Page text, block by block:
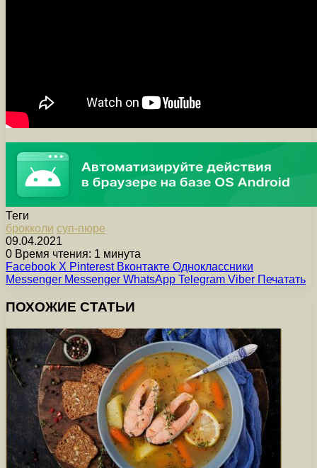
Теги
брокколи суп-пюре
09.04.2021
0 Время чтения: 1 минута
Facebook X Pinterest Вконтакте Одноклассники
Messenger Messenger WhatsApp Telegram Viber Печатать
ПОХОЖИЕ СТАТЬИ